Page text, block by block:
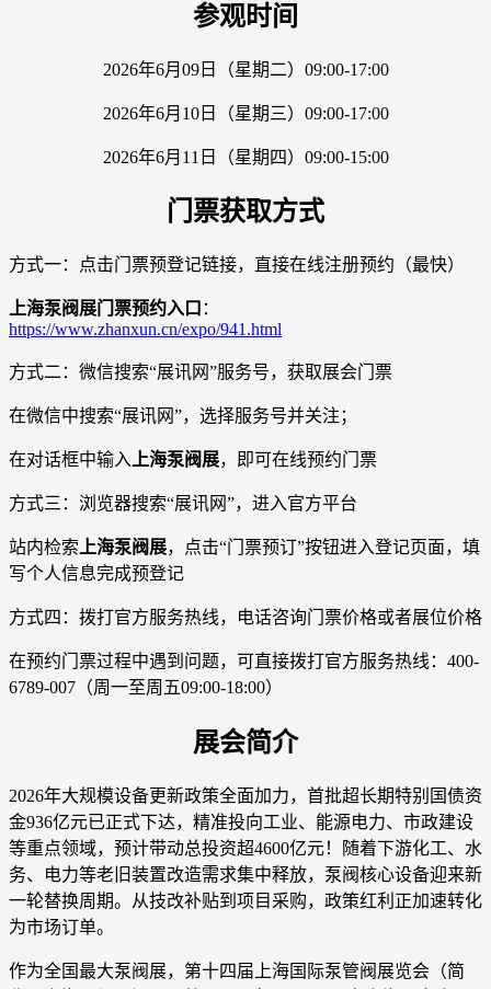
参观时间
2026年6月09日（星期二）09:00-17:00
2026年6月10日（星期三）09:00-17:00
2026年6月11日（星期四）09:00-15:00
门票获取方式
方式一：点击门票预登记链接，直接在线注册预约（最快）
上海泵阀展门票预约入口 ：
https://www.zhanxun.cn/expo/941.html
方式二：微信搜索“展讯网”服务号，获取展会门票
在微信中搜索“展讯网”，选择服务号并关注；
在对话框中输入 上海泵阀展，即可在线预约门票
方式三：浏览器搜索“展讯网”，进入官方平台
站内检索 上海泵阀展，点击“门票预订”按钮进入登记页面，填
写个人信息完成预登记
方式四：拨打官方服务热线，电话咨询门票价格或者展位价格
在预约门票过程中遇到问题，可直接拨打官方服务热线：400-
6789-007（周一至周五09:00-18:00）
展会简介
2026年大规模设备更新政策全面加力，首批超长期特别国债资
金936亿元已正式下达，精准投向工业、能源电力、市政建设
等重点领域，预计带动总投资超4600亿元！随着下游化工、水
务、电力等老旧装置改造需求集中释放，泵阀核心设备迎来新
一轮替换周期。从技改补贴到项目采购，政策红利正加速转化
为市场订单。
作为全国最大泵阀展，第十四届上海国际泵管阀展览会（简